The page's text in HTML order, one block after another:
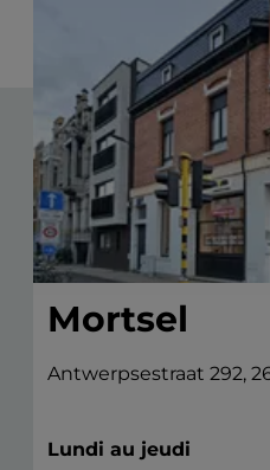
Mortsel
Antwerpsestraat 292,
Lundi au jeudi